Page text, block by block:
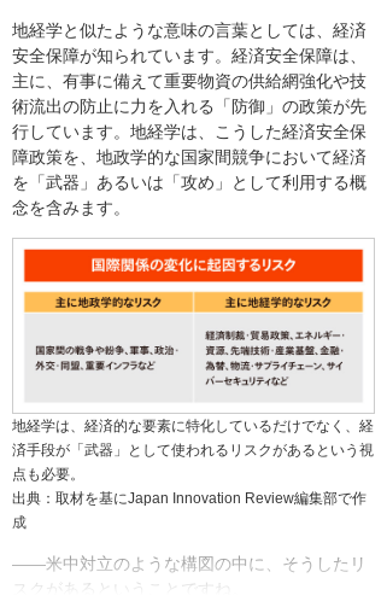
地経学と似たような意味の言葉としては、経済
安全保障が知られています。経済安全保障は、
主に、有事に備えて重要物資の供給網強化や技
術流出の防止に力を入れる「防御」の政策が先
行しています。地経学は、こうした経済安全保
障政策を、地政学的な国家間競争において経済
を「武器」あるいは「攻め」として利用する概
念を含みます。
地経学は、経済的な要素に特化しているだけでなく、経
済手段が「武器」として使われるリスクがあるという視
点も必要。
出典：取材を基にJapan Innovation Review編集部で作
成
――米中対立のような構図の中に、そうしたリ
スクがあるということですね。